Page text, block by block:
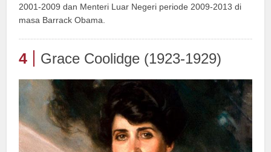
2001-2009 dan Menteri Luar Negeri periode 2009-2013 di
masa Barrack Obama.
4 Grace Coolidge (1923-1929)